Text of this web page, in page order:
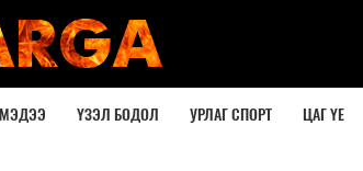
ҮЗЭЛ БОДОЛ УРЛАГ СПОРТ ЦАГ ҮЕ